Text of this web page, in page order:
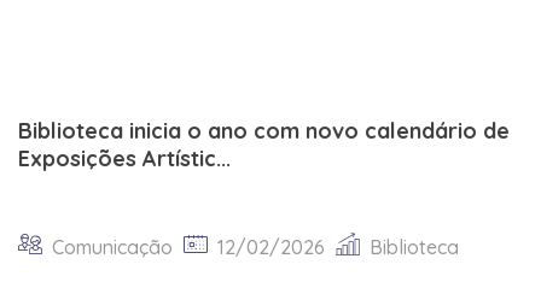
Biblioteca inicia o ano com novo calendário de
Exposições Artístic...
Comunicação 12/02/2026 Biblioteca